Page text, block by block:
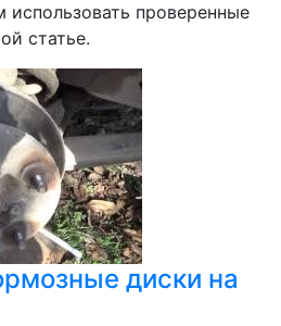
проверенные
статье.
диски на